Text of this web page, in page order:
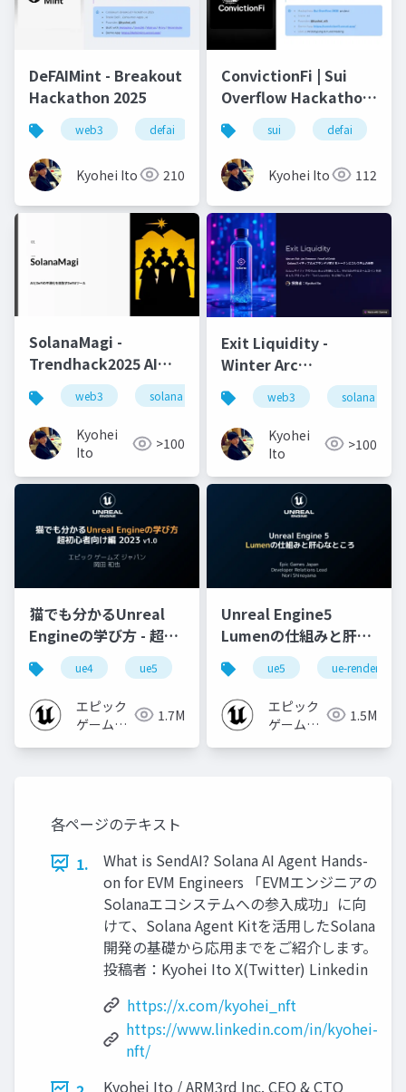
DeFAIMint - Breakout
Hackathon 2025
web3 defai nft defi solana
Kyohei Ito 210
ConvictionFi | Sui
Overflow Hackathon
2025
sui defai
Kyohei Ito 112
SolanaMagi -
Trendhack2025 AI
Agent by Superteam
Japan
web3 solana trendhack solana agent kit
Kyohei
Ito
>100
Exit Liquidity -
Winter Arc
Matsumoto 2025 by
Solana
web3 solana
Kyohei
Ito
>100
猫でも分かるUnreal
Engineの学び方 - 超初
心者向け編 - 2023 v1.0
ue4 ue5 ue-beginner
エピック
ゲームズ
1.7M
Unreal Engine5
Lumenの仕組みと肝心
なところ
ue5 ue-rendering
エピック
ゲームズ
1.5M
各ページのテキスト
1.
What is SendAI? Solana AI Agent Hands-
on for EVM Engineers 「EVMエンジニアの
Solanaエコシステムへの参入成功」に向
けて、Solana Agent Kitを活用したSolana
開発の基礎から応用までをご紹介します。
投稿者：Kyohei Ito X(Twitter) Linkedin
https://x.com/kyohei_nft
https://www.linkedin.com/in/kyohei-
nft/
Kyohei Ito / ARM3rd Inc. CEO & CTO